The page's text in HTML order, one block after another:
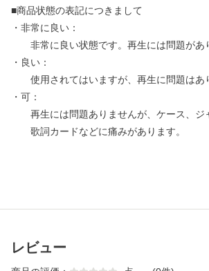
■商品状態の表記につきまして
・非常に良い：
非常に良い状態です。再生には問題があ
・良い：
使用されてはいますが、再生に問題はあ
・可：
再生には問題ありませんが、ケース、ジ
歌詞カードなどに痛みがあります。
レビュー